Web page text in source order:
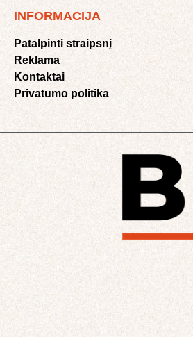
INFORMACIJA
Patalpinti straipsnį
Reklama
Kontaktai
Privatumo politika